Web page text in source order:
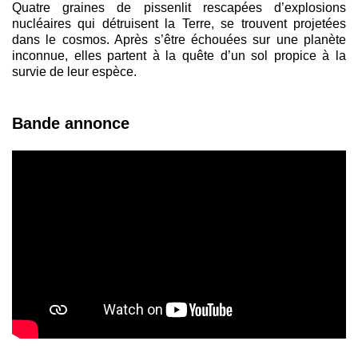
Quatre graines de pissenlit rescapées d’explosions
nucléaires qui détruisent la Terre, se trouvent projetées
dans le cosmos. Après s’être échouées sur une planète
inconnue, elles partent à la quête d’un sol propice à la
survie de leur espèce.
Bande annonce